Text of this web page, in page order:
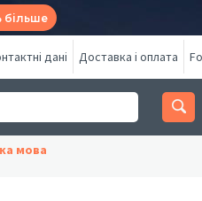
більше
дані Доставка і оплата
мова